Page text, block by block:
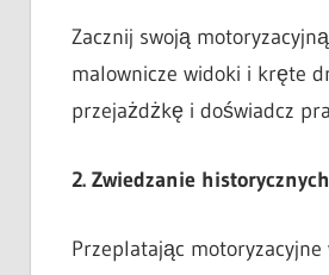
Zacznij swoją
malownicze widoki i kręte
przejażdżkę i doświadcz
2. Zwiedzanie
Przeplatając